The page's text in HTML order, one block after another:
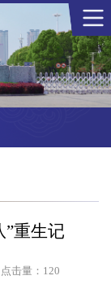
”重生记
点击量： 120